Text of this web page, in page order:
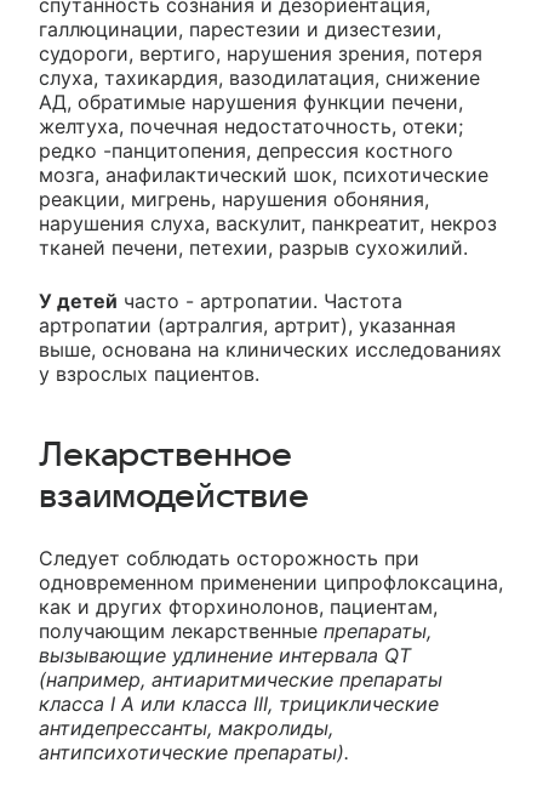
галлюцинации, парестезии и дизестезии,
судороги, вертиго, нарушения зрения, потеря
слуха, тахикардия, вазодилатация, снижение
АД, обратимые нарушения функции печени,
желтуха, почечная недостаточность, отеки;
редко -панцитопения, депрессия костного
мозга, анафилактический шок, психотические
реакции, мигрень, нарушения обоняния,
нарушения слуха, васкулит, панкреатит, некроз
тканей печени, петехии, разрыв сухожилий.
У детей часто - артропатии. Частота
артропатии (артралгия, артрит), указанная
выше, основана на клинических исследованиях
у взрослых пациентов.
Лекарственное
взаимодействие
Следует соблюдать осторожность при
одновременном применении ципрофлоксацина,
как и других фторхинолонов, пациентам,
получающим лекарственные препараты,
вызывающие удлинение интервала QT
(например, антиаритмические препараты
класса I А или класса III, трициклические
антидепрессанты, макролиды,
антипсихотические препараты).